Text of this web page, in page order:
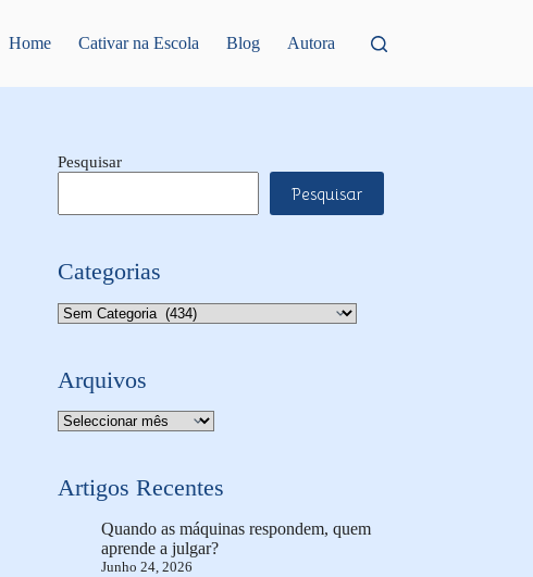
Home Cativar na Escola Blog Autora
Pesquisar
Pesquisar
Categorias
Categorias
Arquivos
Arquivo
Artigos Recentes
Quando as máquinas respondem, quem
aprende a julgar?
Junho 24, 2026